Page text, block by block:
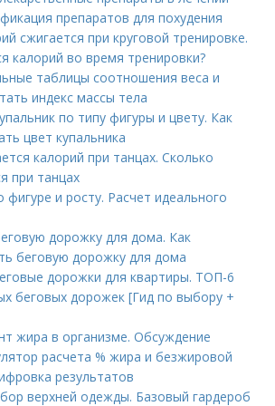
препаратов для похудения
сжигается при круговой тренировке.
калорий во время тренировки?
таблицы соотношения веса и
индекс массы тела
по типу фигуры и цвету. Как
цвет купальника
калорий при танцах. Сколько
при танцах
фигуре и росту. Расчет идеального
дорожку для дома. Как
беговую дорожку для дома
дорожки для квартиры. ТОП-6
беговых дорожек [Гид по выбору +
жира в организме. Обсуждение
расчета % жира и безжировой
результатов
верхней одежды. Базовый гардероб